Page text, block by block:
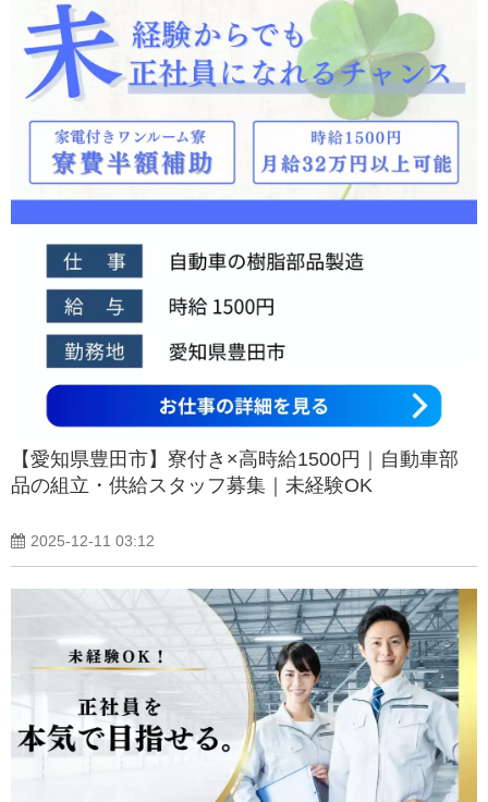
【愛知県豊田市】寮付き×高時給1500円｜自動車部
品の組立・供給スタッフ募集｜未経験OK
2025-12-11 03:12